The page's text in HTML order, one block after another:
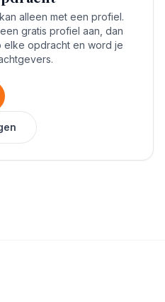
alleen met een profiel.
gratis profiel aan, dan
opdracht en word je